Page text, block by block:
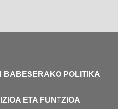
BABESERAKO POLITIKA
ETA FUNTZIOA